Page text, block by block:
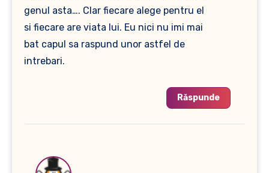
genul asta…. Clar fiecare alege pentru el
si fiecare are viata lui. Eu nici nu imi mai
bat capul sa raspund unor astfel de
intrebari.
Răspunde